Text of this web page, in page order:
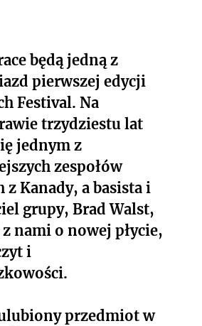
będą jedną z
pierwszej edycji
Festival. Na
trzydziestu lat
jednym z
zespołów
z Kanady, a basista i
grupy, Brad Walst,
nami o nowej płycie,
i
przedmiot w